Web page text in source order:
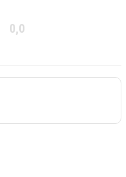
0,0